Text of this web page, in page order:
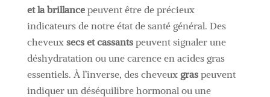
et la brillancepeuvent être de précieux
indicateurs de notre état de santé général. Des
cheveux secs et cassantspeuvent signaler une
déshydratation ou une carence en acides gras
essentiels. À l’inverse, des cheveux graspeuvent
indiquer un déséquilibre hormonal ou une